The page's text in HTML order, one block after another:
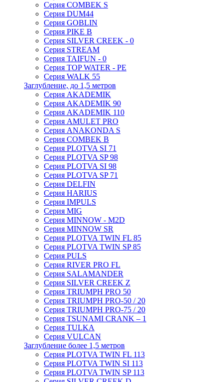
Серия COMBEK S
Серия DUM44
Серия GOBLIN
Серия PIKE B
Серия SILVER CREEK - 0
Серия STREAM
Серия TAIFUN - 0
Серия TOP WATER - PE
Серия WALK 55
Заглубление, до 1,5 метров
Серия AKADEMIK
Серия AKADEMIK 90
Серия AKADEMIK 110
Серия AMULET PRO
Серия ANAKONDA S
Серия COMBEK B
Серия PLOTVA SI 71
Серия PLOTVA SP 98
Серия PLOTVA SI 98
Серия PLOTVA SP 71
Серия DELFIN
Серия HARIUS
Серия IMPULS
Серия MIG
Серия MINNOW - M2D
Серия MINNOW SR
Серия PLOTVA TWIN FL 85
Серия PLOTVA TWIN SP 85
Серия PULS
Серия RIVER PRO FL
Серия SALAMANDER
Серия SILVER CREEK Z
Серия TRIUMPH PRO 50
Серия TRIUMPH PRO-50 / 20
Серия TRIUMPH PRO-75 / 20
Серия TSUNAMI CRANK – 1
Серия TULKA
Серия VULCAN
Заглубление более 1,5 метров
Серия PLOTVA TWIN FL 113
Серия PLOTVA TWIN SI 113
Серия PLOTVA TWIN SP 113